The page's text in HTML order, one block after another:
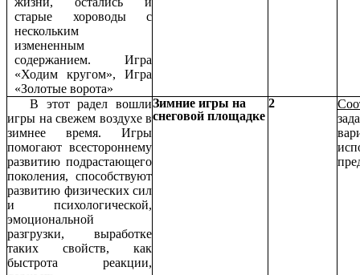
старые хороводы с
нескольким
измененным
содержанием. Игра
«Ходим кругом», Игра
«Золотые ворота»
В этот радел вошли
игры на свежем воздухе в
зимнее время. Игры
помогают всестороннему
развитию подрастающего
поколения, способствуют
развитию физических сил
и психологической,
эмоциональной
разгрузки, выработке
таких свойств, как
быстрота реакции,
Зимние игры на
снеговой площадке
2